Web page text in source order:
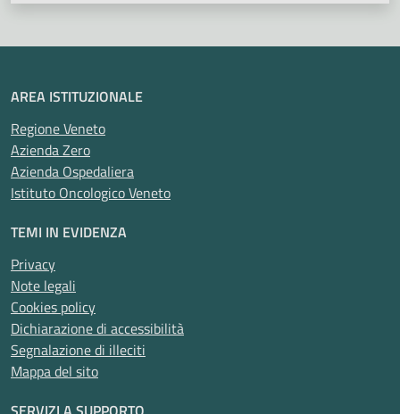
AREA ISTITUZIONALE
Regione Veneto
Azienda Zero
Azienda Ospedaliera
Istituto Oncologico Veneto
TEMI IN EVIDENZA
Privacy
Note legali
Cookies policy
Dichiarazione di accessibilità
Segnalazione di illeciti
Mappa del sito